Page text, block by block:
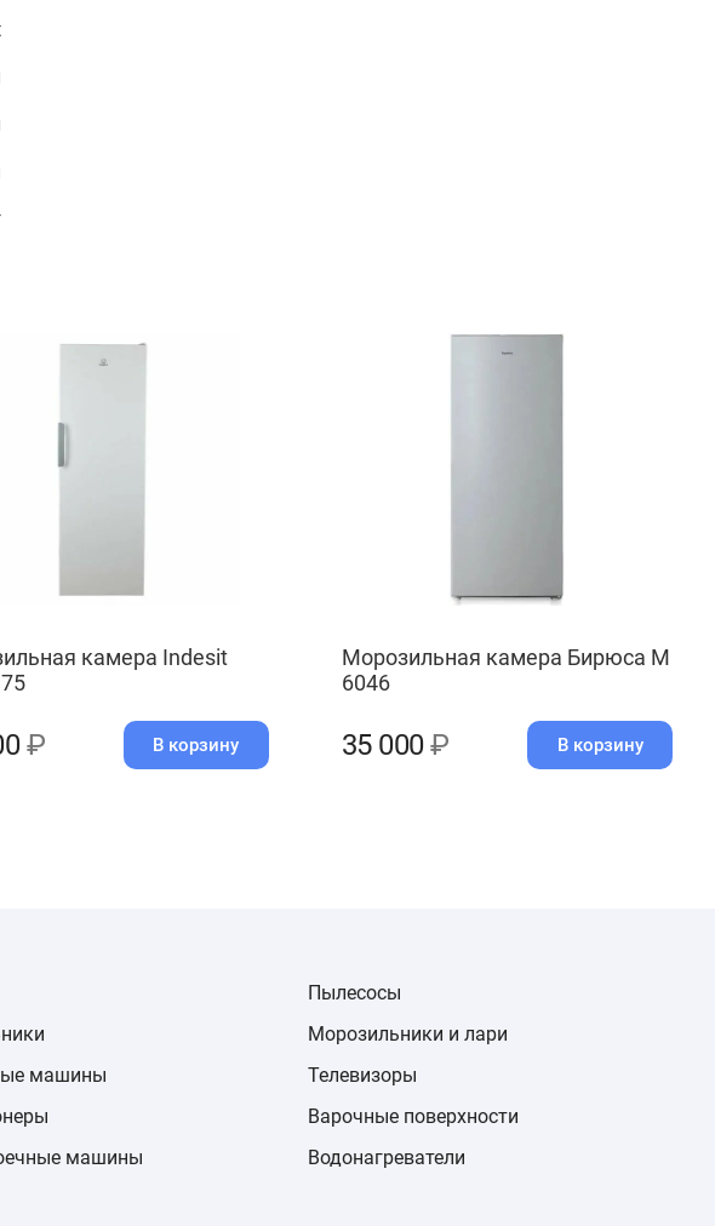
камера Indesit
₽ В корзину
Морозильная камера Бирюса M
6046
35 000₽ В корзину
машины
машины
Пылесосы
Морозильники и лари
Телевизоры
Варочные поверхности
Водонагреватели